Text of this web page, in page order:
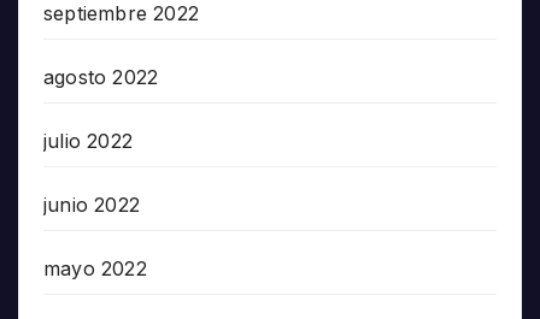
septiembre 2022
agosto 2022
julio 2022
junio 2022
mayo 2022